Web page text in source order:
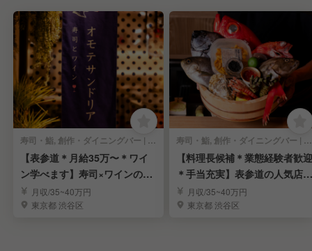
寿司・鮨, 創作・ダイニングバー | 店長・店長候補
【表参道＊月給35万〜＊ワイ
ン学べます】寿司×ワインの人
気店の店長候補募集
月収/35~40万円
東京都 渋谷区
寿司・鮨, 創作・ダイニングバー | 料理長・料理長候補
【料理長候補＊業態経験者歓迎
＊手当充実】表参道の人気店
「オモテサンドリア」
月収/35~40万円
東京都 渋谷区